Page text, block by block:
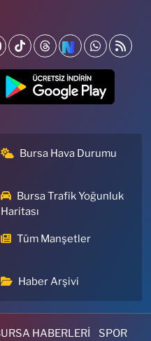
Bursa Hava Durumu
Bursa Trafik Yoğunluk
Haritası
Tüm Manşetler
Haber Arşivi
HABERLERİ
SPOR